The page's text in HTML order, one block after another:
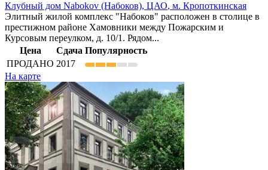
Клубный дом Nabokov (Набоков), ЦАО, м. Кропоткинская
Элитный жилой комплекс "Набоков" расположен в столице в
престижном районе Хамовники между Пожарским и
Курсовым переулком, д. 10/1. Рядом...
Цена
Сдача Популярность
ПРОДАНО 2017
На карте